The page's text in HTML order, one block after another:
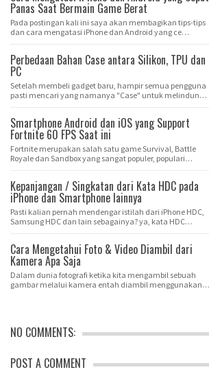
Panas Saat Bermain Game Berat
Pada postingan kali ini saya akan membagikan tips-tips
dan cara mengatasi iPhone dan Android yang ce…
Perbedaan Bahan Case antara Silikon, TPU dan
PC
Setelah membeli gadget baru, hampir semua pengguna
pasti mencari yang namanya "Case" untuk melindun…
Smartphone Android dan iOS yang Support
Fortnite 60 FPS Saat ini
Fortnite merupakan salah satu game Survival, Battle
Royale dan Sandbox yang sangat populer, populari…
Kepanjangan / Singkatan dari Kata HDC pada
iPhone dan Smartphone lainnya
Pasti kalian pernah mendengar istilah dari iPhone HDC,
Samsung HDC dan lain sebagainya? ya, kata HDC…
Cara Mengetahui Foto & Video Diambil dari
Kamera Apa Saja
Dalam dunia fotografi ketika kita mengambil sebuah
gambar melalui kamera entah diambil menggunakan
NO COMMENTS:
POST A COMMENT